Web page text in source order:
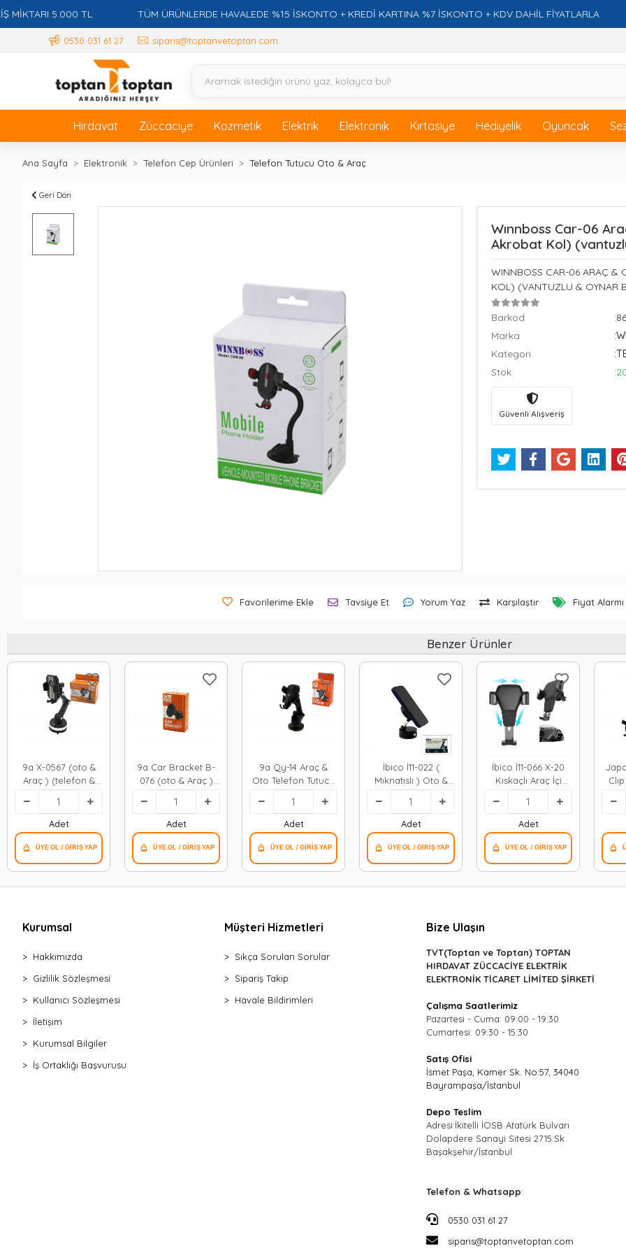
5.000 TL TÜM ÜRÜNLERDE HAVALEDE %15 İSKONTO + KREDİ KARTINA %7 İSKONTO + KDV DAHİL FİYATLARLA
0530 031 61 27 siparis@toptanvetoptan.com
Hırdavat Züccaciye Kozmetik Elektrik Elektronik Kırtasiye Hediyelik Oyuncak
Ana Sayfa Elektronik Telefon Cep Ürünleri Telefon Tutucu Oto & Araç
Geri Dön
Wınnboss Car-06
Akrobat Kol)
WINNBOSS CAR-06 ARAÇ &
KOL) (VANTUZLU & OYNAR
Barkod
Marka
Kategori
Stok
Güvenli Alışveriş
Favorilerime Ekle Tavsiye Et Yorum Yaz Karşılaştır Fiyat Alarmı
Benzer Ürünler
9a X-0567 (oto &
Araç ) (telefon &
Bardak Tutucu) (3
Eklemli 360° Kol ) (
Yapışkanlı & 360°
Vantuz ) (genişlik
Ayarı=60-
Adet
9a Car Bracket B-
076 (oto & Araç )
(telefon Tutucu) (
Mıknatıslı & 360°
Başlık ) ( Madallı
)*100
Adet
9a Qy-14 Araç &
Oto Telefon Tutucu
( Uzayan-kısalan
Kol ) (vantuzlu &
Oynar Kol &
Genişlik Ayarı)*100
Adet
İbico İ11-022 (
Mıknatıslı ) Oto &
Araç Telefon
Tutacak Tutucu (
Vakumlu )*200
Adet
İbico İ11-066 X-20
Kıskaçlı Araç İçi
Telefon Tutucu*200
Adet
)(
Kurumsal
Hakkımızda
Gizlilik Sözleşmesi
Kullanıcı Sözleşmesi
İletişim
Kurumsal Bilgiler
İş Ortaklığı Başvurusu
Müşteri Hizmetleri
Sıkça Sorulan Sorular
Sipariş Takip
Havale Bildirimleri
Bize Ulaşın
TVT(Toptan ve Toptan) TOPTAN
HIRDAVAT ZÜCCACİYE ELEKTRİK
ELEKTRONİK TİCARET LİMİTED ŞİRKETİ
Çalışma Saatlerimiz
Pazartesi - Cuma: 09:00 - 19:30
Cumartesi: 09:30 - 15:30
Satış Ofisi
İsmet Paşa, Kamer Sk. No:57, 34040
Bayrampaşa/İstanbul
Depo Teslim
Adresi:İkitelli İOSB Atatürk Bulvarı
Dolapdere Sanayi Sitesi 2715.Sk
Başakşehir/İstanbul
Telefon & Whatsapp:
0530 031 61 27
siparis@toptanvetoptan.com